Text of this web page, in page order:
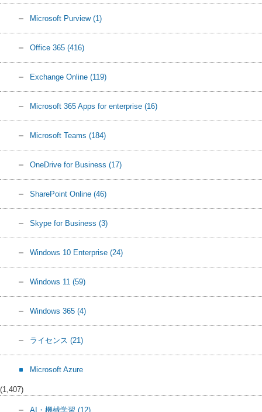
Microsoft Purview (1)
Office 365 (416)
Exchange Online (119)
Microsoft 365 Apps for enterprise (16)
Microsoft Teams (184)
OneDrive for Business (17)
SharePoint Online (46)
Skype for Business (3)
Windows 10 Enterprise (24)
Windows 11 (59)
Windows 365 (4)
ライセンス (21)
Microsoft Azure
(1,407)
AI・機械学習 (12)